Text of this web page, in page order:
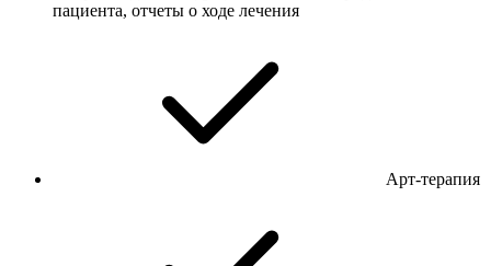
пациента, отчеты о ходе лечения
Арт-терапия